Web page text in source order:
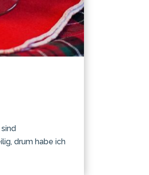
drum habe ich